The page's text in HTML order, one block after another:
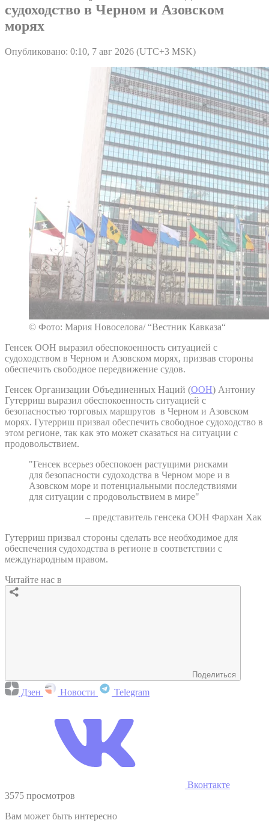
судоходство в Черном и Азовском
морях
Опубликовано: 0:10, 7 авг 2026 (UTC+3 MSK)
© Фото: Мария Новоселова/ “Вестник Кавказа“
Генсек ООН выразил обеспокоенность ситуацией с
судоходством в Черном и Азовском морях, призвав стороны
обеспечить свободное передвижение судов.
Генсек Организации Объединенных Наций (ООН) Антониу
Гутерриш выразил обеспокоенность ситуацией с
безопасностью торговых маршрутов в Черном и Азовском
морях. Гутерриш призвал обеспечить свободное судоходство в
этом регионе, так как это может сказаться на ситуации с
продовольствием.
"Генсек всерьез обеспокоен растущими рисками
для безопасности судоходства в Черном море и в
Азовском море и потенциальными последствиями
для ситуации с продовольствием в мире"
– представитель генсека ООН Фархан Хак
Гутерриш призвал стороны сделать все необходимое для
обеспечения судоходства в регионе в соответствии с
международным правом.
Читайте нас в
Поделиться
Дзен Новости Telegram
Вконтакте
3575 просмотров
Вам может быть интересно